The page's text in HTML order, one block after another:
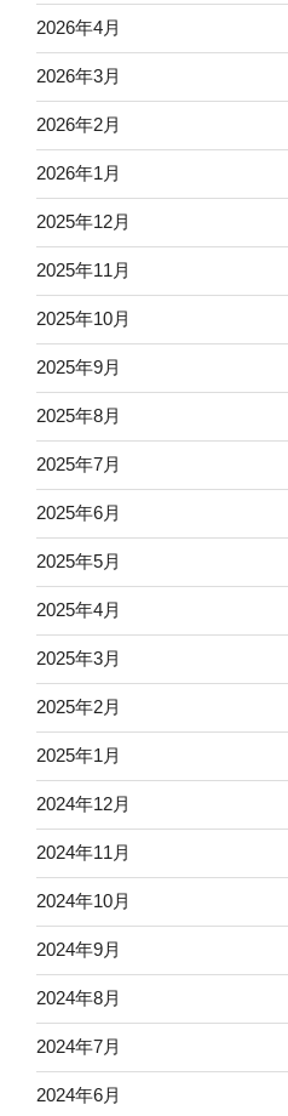
2026年4月
2026年3月
2026年2月
2026年1月
2025年12月
2025年11月
2025年10月
2025年9月
2025年8月
2025年7月
2025年6月
2025年5月
2025年4月
2025年3月
2025年2月
2025年1月
2024年12月
2024年11月
2024年10月
2024年9月
2024年8月
2024年7月
2024年6月